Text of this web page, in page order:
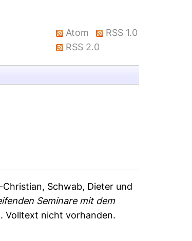
Atom
RSS 1.0
RSS 2.0
Christian, Schwab, Dieter und
Seminare mit dem
Volltext nicht vorhanden.